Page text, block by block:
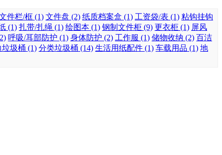
件栏/框 (1) 文件盘 (2) 纸质档案盒 (1) 工资袋/表 (1) 粘钩挂钩
(1) 扎带/扎绳 (1) 绘图本 (1) 钢制文件柜 (9) 更衣柜 (1) 屏风
呼吸/耳部防护 (1) 身体防护 (2) 工作服 (1) 储物收纳 (2) 百洁
垃圾桶 (1) 分类垃圾桶 (14) 生活用纸配件 (1) 车载用品 (1) 地